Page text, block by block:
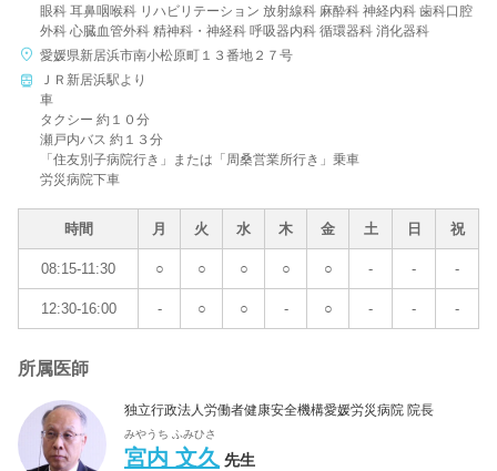
眼科 耳鼻咽喉科 リハビリテーション 放射線科 麻酔科 神経内科 歯科口腔
外科 心臓血管外科 精神科・神経科 呼吸器内科 循環器科 消化器科
愛媛県新居浜市南小松原町１３番地２７号
ＪＲ新居浜駅より
車
タクシー 約１０分
瀬戸内バス 約１３分
「住友別子病院行き」または「周桑営業所行き」乗車
労災病院下車
時間 月 火 水 木 金 土 日 祝
08:15-11:30 ○ ○ ○ ○ ○ - - -
12:30-16:00 - ○ ○ - ○ - - -
所属医師
独立行政法人労働者健康安全機構愛媛労災病院 院長
みやうち ふみひさ
宮内 文久 先生